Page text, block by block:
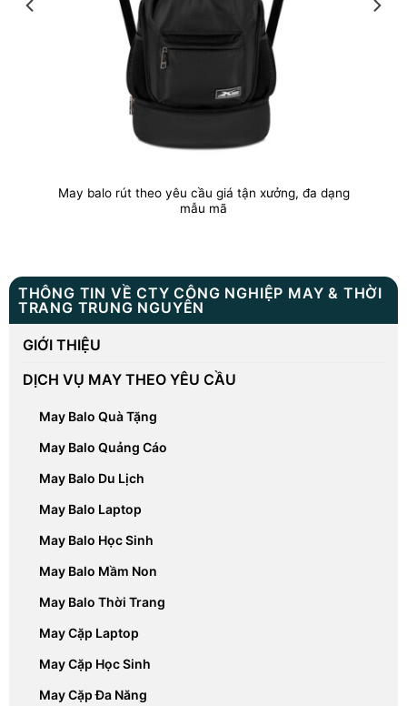
THÔNG TIN VỀ CTY CÔNG NGHIỆP MAY & THỜI
TRANG TRUNG NGUYÊN
GIỚI THIỆU
DỊCH VỤ MAY THEO YÊU CẦU
May Balo Quà Tặng
May Balo Quảng Cáo
May Balo Du Lịch
May Balo Laptop
May Balo Học Sinh
May Balo Mầm Non
May Balo Thời Trang
May Cặp Laptop
May Cặp Học Sinh
May Cặp Đa Năng
May balo rút theo yêu cầu giá tận xưởng, đa dạng
mẫu mã